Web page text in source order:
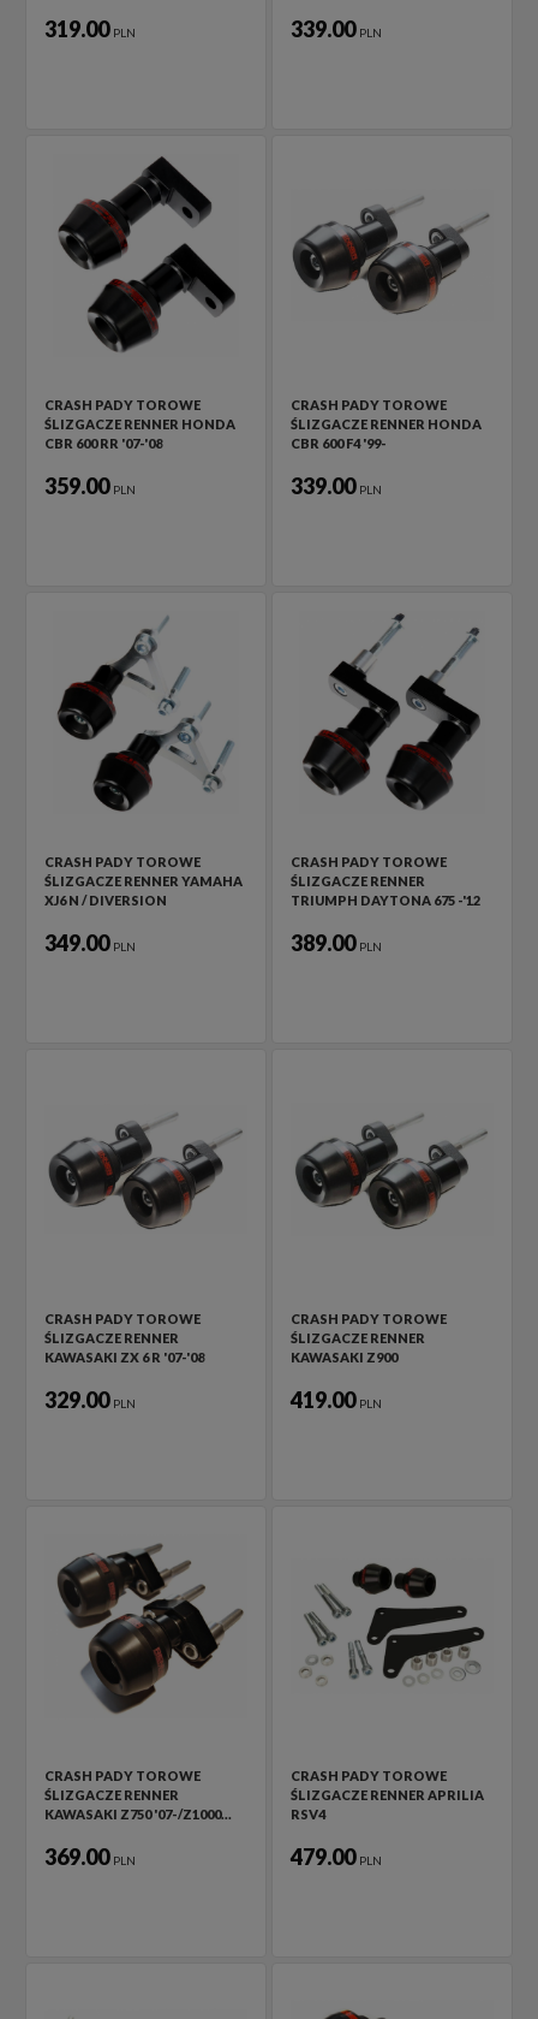
319.00 PLN 339.00 PLN
CRASH PADY TOROWE
ŚLIZGACZE RENNER HONDA
CBR 600 RR '07-'08
359.00 PLN
CRASH PADY TOROWE
ŚLIZGACZE RENNER HONDA
CBR 600 F4 '99-
339.00 PLN
CRASH PADY TOROWE
ŚLIZGACZE RENNER YAMAHA
XJ6 N / DIVERSION
349.00 PLN
CRASH PADY TOROWE
ŚLIZGACZE RENNER
TRIUMPH DAYTONA 675 -'12
389.00 PLN
CRASH PADY TOROWE
ŚLIZGACZE RENNER
KAWASAKI ZX 6 R '07-'08
329.00 PLN
CRASH PADY TOROWE
ŚLIZGACZE RENNER
KAWASAKI Z900
419.00 PLN
CRASH PADY TOROWE
ŚLIZGACZE RENNER
KAWASAKI Z750 '07-/Z1000…
369.00 PLN
CRASH PADY TOROWE
ŚLIZGACZE RENNER APRILIA
RSV4
479.00 PLN